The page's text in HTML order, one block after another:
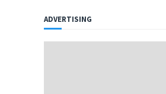
ADVERTISING